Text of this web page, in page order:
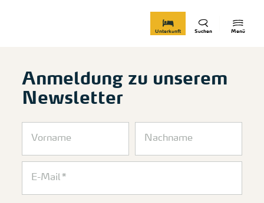
Menü
Suchen
Unterkunft
Anmeldung zu unserem
Newsletter